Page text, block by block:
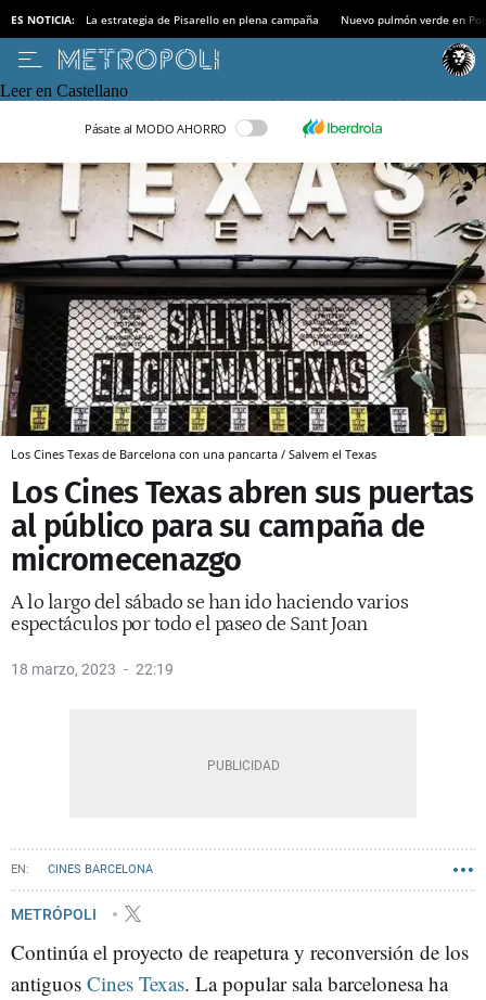
ES NOTICIA: La estrategia de Pisarello en plena campaña Nuevo pulmón verde en
Leer en Castellano
Pásate al MODO AHORRO
Los Cines Texas de Barcelona con una pancarta / Salvem el Texas
Los Cines Texas abren sus puertas
al público para su campaña de
micromecenazgo
A lo largo del sábado se han ido haciendo varios
espectáculos por todo el paseo de Sant Joan
18 marzo, 2023 22:19
CINES BARCELONA
METRÓPOLI
Continúa el proyecto de reapetura y reconversión de los
antiguos Cines Texas. La popular sala barcelonesa ha